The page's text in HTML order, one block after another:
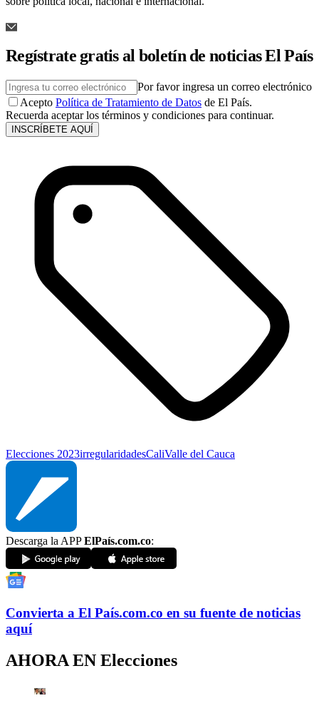
Regístrate gratis al boletín de noticias El País
Por favor ingresa un correo electrónico
Acepto Política de Tratamiento de Datos de El País.
Recuerda aceptar los términos y condiciones para continuar.
INSCRÍBETE AQUÍ
Elecciones 2023irregularidadesCaliValle del Cauca
Descarga la APPElPaís.com.co:
Convierta a El País.com.co en su fuente de noticias
aquí
AHORA EN Elecciones